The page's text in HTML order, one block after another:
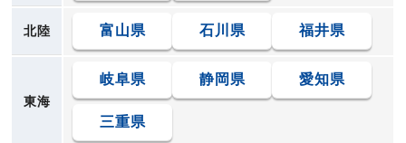
北陸 富山県 石川県 福井県
東海
岐阜県 静岡県 愛知県
三重県